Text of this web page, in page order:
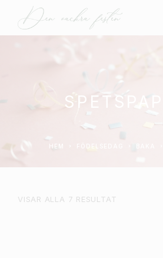
HEM FÖDELSEDAG
VISAR ALLA 7 RESULTAT